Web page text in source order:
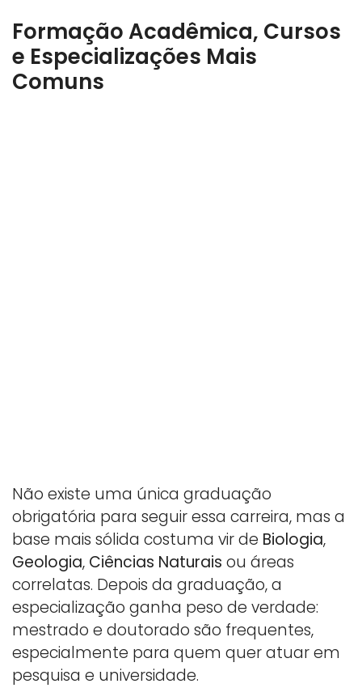
Formação Acadêmica, Cursos
e Especializações Mais
Comuns
Não existe uma única graduação
obrigatória para seguir essa carreira, mas a
base mais sólida costuma vir de Biologia,
Geologia, Ciências Naturais ou áreas
correlatas. Depois da graduação, a
especialização ganha peso de verdade:
mestrado e doutorado são frequentes,
especialmente para quem quer atuar em
pesquisa e universidade.